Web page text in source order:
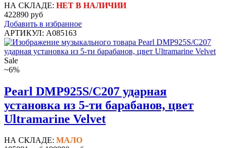
НА СКЛАДЕ: НЕТ В НАЛИЧИИ
422890 руб
Добавить в избранное
АРТИКУЛ: A085163
Sale
~6%
Pearl DMP925S/C207 ударная
установка из 5-ти барабанов, цвет
Ultramarine Velvet
НА СКЛАДЕ: МАЛО